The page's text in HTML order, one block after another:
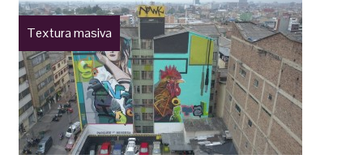
Textura masiva